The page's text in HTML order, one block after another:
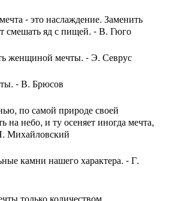
- это наслаждение. Заменить
смешать яд с пищей. - В. Гюго
женщиной мечты. - Э. Севрус
- В. Брюсов
по самой природе своей
на небо, и ту осеняет иногда мечта,
Михайловский
камни нашего характера. - Г.